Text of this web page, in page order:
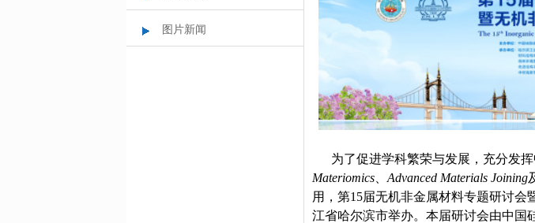
图片新闻
为了促进学科繁荣与发展，充分发
Materiomics
Advanced Materials Joining
用，第15届无机非金属材料专题研讨会
江省哈尔滨市举办。本届研讨会由中国